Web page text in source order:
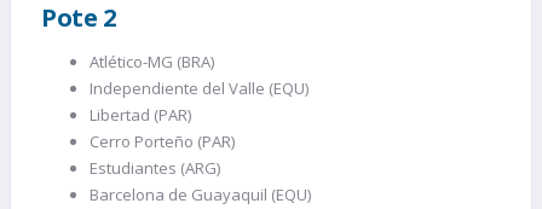
Pote 2
Atlético-MG (BRA)
Independiente del Valle (EQU)
Libertad (PAR)
Cerro Porteño (PAR)
Estudiantes (ARG)
Barcelona de Guayaquil (EQU)